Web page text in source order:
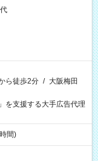
ら徒歩2分 / 大阪梅田
を支援する大手広告代理
間)